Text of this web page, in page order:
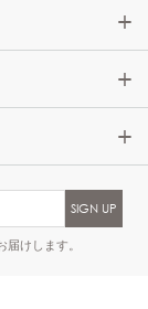
けします。